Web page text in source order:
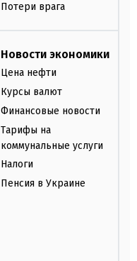
Потери врага
Новости экономики
Цена нефти
Курсы валют
Финансовые новости
Тарифы на
коммунальные услуги
Налоги
Пенсия в Украине